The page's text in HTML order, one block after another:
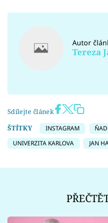
Autor
Tereza
Sdílejte článek
ŠTÍTKY
INSTAGRAM
UNIVERZITA KARLOVA
JAN